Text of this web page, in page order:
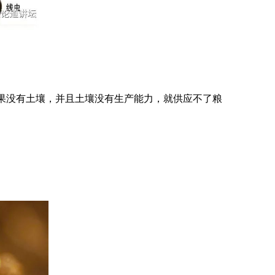
有土壤，并且土壤没有生产能力，就供应不了粮